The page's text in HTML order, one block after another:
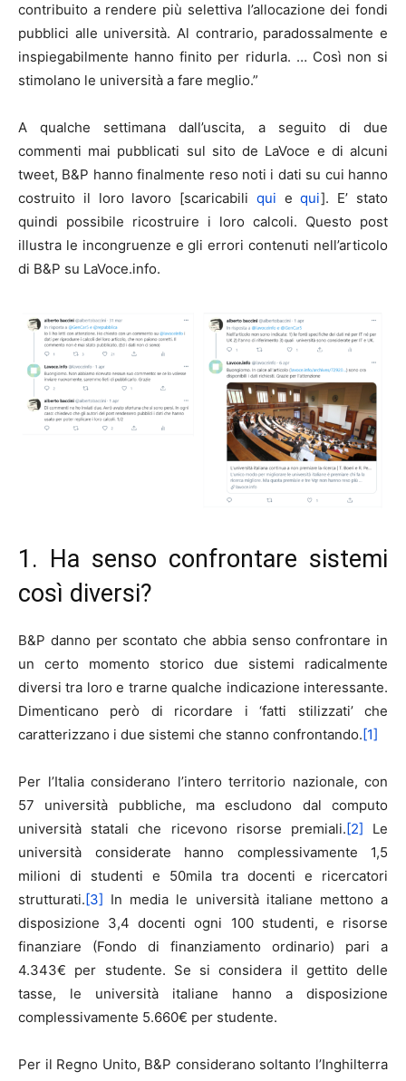
contribuito a rendere più selettiva l’allocazione dei fondi
pubblici alle università. Al contrario, paradossalmente e
inspiegabilmente hanno finito per ridurla. … Così non si
stimolano le università a fare meglio.”
A qualche settimana dall’uscita, a seguito di due
commenti mai pubblicati sul sito de LaVoce e di alcuni
tweet, B&P hanno finalmente reso noti i dati su cui hanno
costruito il loro lavoro [scaricabili qui equi]. E’ stato
quindi possibile ricostruire i loro calcoli. Questo post
illustra le incongruenze e gli errori contenuti nell’articolo
di B&P su LaVoce.info.
1. Ha senso confrontare sistemi
così diversi?
B&P danno per scontato che abbia senso confrontare in
un certo momento storico due sistemi radicalmente
diversi tra loro e trarne qualche indicazione interessante.
Dimenticano però di ricordare i ‘fatti stilizzati’ che
caratterizzano i due sistemi che stanno confrontando.[1]
Per l’Italia considerano l’intero territorio nazionale, con
57 università pubbliche, ma escludono dal computo
università statali che ricevono risorse premiali.[2] Le
università considerate hanno complessivamente 1,5
milioni di studenti e 50mila tra docenti e ricercatori
strutturati.[3] In media le università italiane mettono a
disposizione 3,4 docenti ogni 100 studenti, e risorse
finanziare (Fondo di finanziamento ordinario) pari a
4.343€ per studente. Se si considera il gettito delle
tasse, le università italiane hanno a disposizione
complessivamente 5.660€ per studente.
Per il Regno Unito, B&P considerano soltanto l’Inghilterra